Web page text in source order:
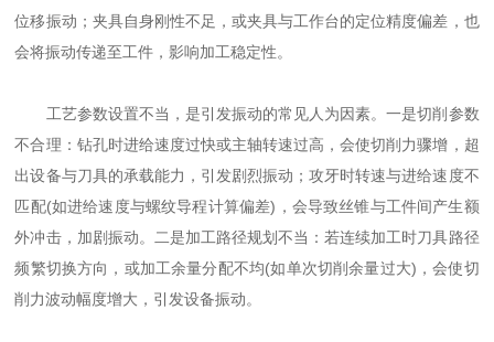
位移振动；夹具自身刚性不足，或夹具与工作台的定位精度偏差，也
会将振动传递至工件，影响加工稳定性。
工艺参数设置不当，是引发振动的常见人为因素。一是切削参数
不合理：钻孔时进给速度过快或主轴转速过高，会使切削力骤增，超
出设备与刀具的承载能力，引发剧烈振动；攻牙时转速与进给速度不
匹配(如进给速度与螺纹导程计算偏差)，会导致丝锥与工件间产生额
外冲击，加剧振动。二是加工路径规划不当：若连续加工时刀具路径
频繁切换方向，或加工余量分配不均(如单次切削余量过大)，会使切
削力波动幅度增大，引发设备振动。